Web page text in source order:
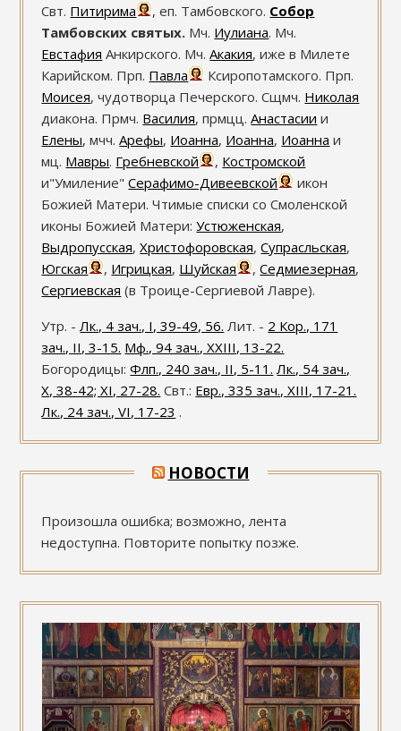
Свт. Питирима , еп. Тамбовского. Собор
Тамбовских святых. Мч. Иулиана. Мч.
Евстафия Анкирского. Мч.Акакия, иже в Милете
Карийском. Прп. Павла
Ксиропотамского. Прп.
Моисея, чудотворца Печерского. Сщмч. Николая
диакона. Прмч. Василия, прмцц.Анастасии и
Елены, мчч.Арефы, Иоанна, Иоанна, Иоанна и
мц. Мавры. Гребневской , Костромской
и"Умиление"Серафимо-Дивеевской
икон
Божией Матери. Чтимые списки со Смоленской
иконы Божией Матери:Устюженская,
Выдропусская,Христофоровская,Супрасльская,
Югская
, Игрицкая, Шуйская ,Седмиезерная,
Сергиевская (в Троице-Сергиевой Лавре).
Утр. -Лк., 4 зач., I, 39-49, 56. Лит. - 2 Кор., 171
зач., II, 3-15. Мф., 94 зач., XXIII, 13-22.
Богородицы:Флп., 240 зач., II, 5-11. Лк., 54 зач.,
X, 38-42; XI, 27-28. Свт.: Евр., 335 зач., XIII, 17-21.
Лк., 24 зач., VI, 17-23 .
НОВОСТИ
Произошла ошибка; возможно, лента
недоступна. Повторите попытку позже.